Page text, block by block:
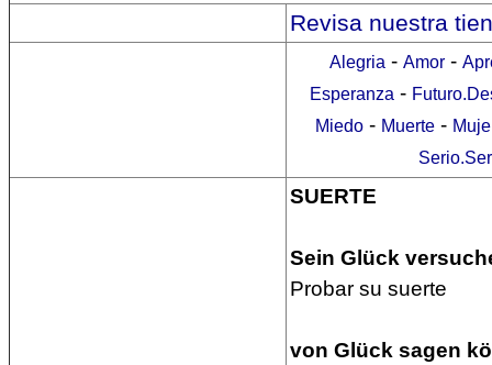
Revisa nuestra
Alegria - Amor-
Esperanza -
Miedo - Muerte -
SUERTE
Sein Glück
Probar su suerte
von Glück sagen